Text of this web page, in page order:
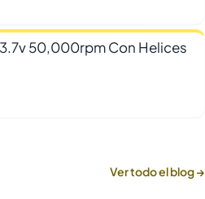
50,000rpm Con Helices
Ver todo el blog →